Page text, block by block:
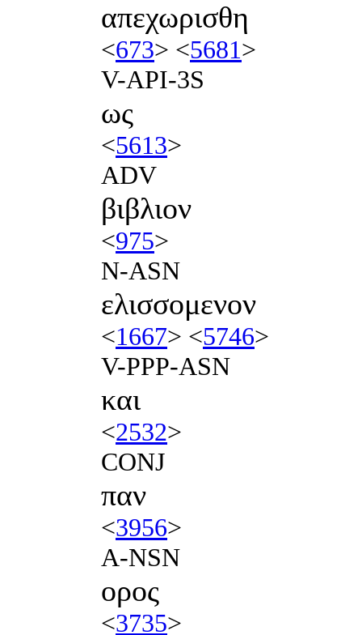
απεχωρισθη
<673> <5681>
V-API-3S
ως
<5613>
ADV
βιβλιον
<975>
N-ASN
ελισσομενον
<1667> <5746>
V-PPP-ASN
και
<2532>
CONJ
παν
<3956>
A-NSN
ορος
<3735>